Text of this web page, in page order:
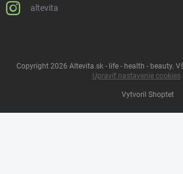
altevita
Vytvoril Shoptet
Copyright 2026 Altevita.sk - life - health - beauty.
Upraviť nastavenie cookies